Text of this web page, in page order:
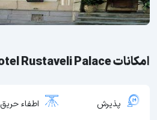
امکانات Hotel Rustaveli Palace
پذیرش اطفاء حریق